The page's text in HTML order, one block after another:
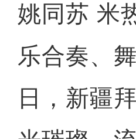
姚同苏 米
乐合奏、
日，新疆